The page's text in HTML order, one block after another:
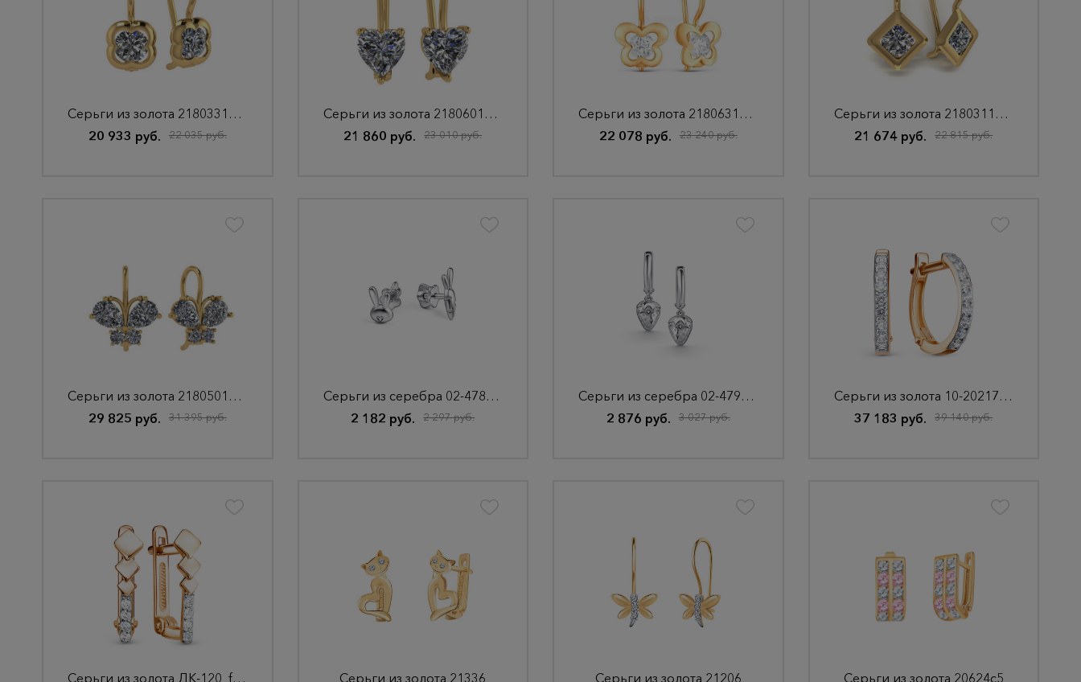
Серьги из золота 2180331010
20 933 руб.
22 035 руб.
Серьги из золота 2180601010
21 860 руб.
23 010 руб.
Серьги из золота 2180631010
22 078 руб.
23 240 руб.
Серьги из золота 2180311010
21 674 руб.
22 815 руб.
Серьги из золота 2180501010
29 825 руб.
31 395 руб.
Серьги из серебра 02-4783/000Б-00
2 182 руб.
2 297 руб.
Серьги из серебра 02-4790/0000-00
2 876 руб.
3 027 руб.
Серьги из золота 10-20217_f-201
37 183 руб.
39 140 руб.
Серьги из золота ДК-120_f-201
Серьги из золота 21336
Серьги из золота 21206
Серьги из золота 20624с5